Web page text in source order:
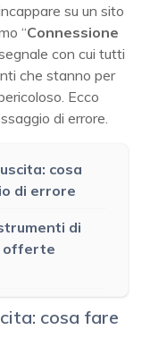
su un sito
“Connessione
con cui tutti
che stanno per
Ecco
di errore.
cosa
di errore
di
offerte
cosa fare